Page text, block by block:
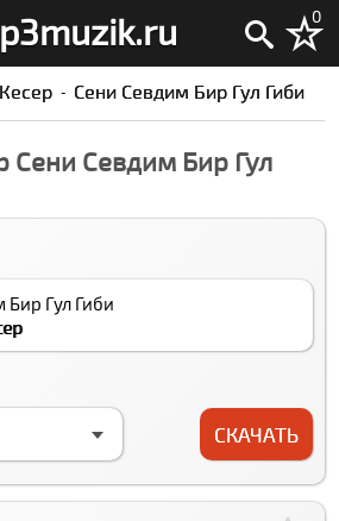
0
Сени Севдим Бир Гул Гиби
Сени Севдим Бир Гул
Гул Гиби
СКАЧАТЬ